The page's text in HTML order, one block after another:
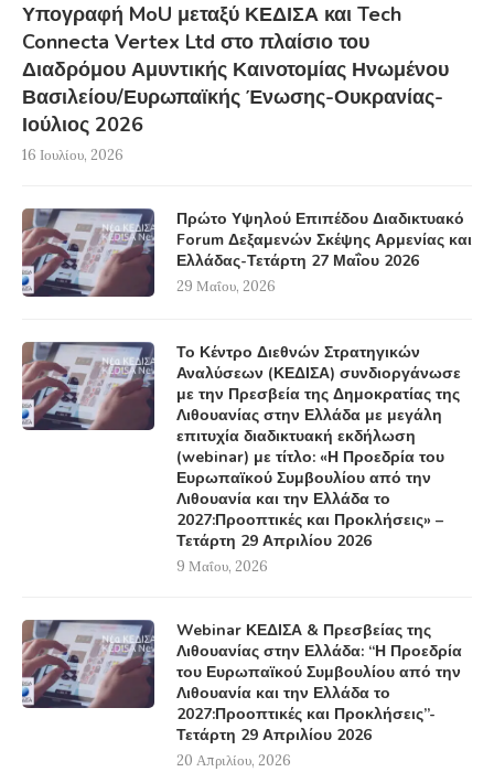
Υπογραφή MoU μεταξύ ΚΕΔΙΣΑ και Tech
Connecta Vertex Ltd στο πλαίσιο του
Διαδρόμου Αμυντικής Καινοτομίας Ηνωμένου
Βασιλείου/Ευρωπαϊκής Ένωσης-Ουκρανίας-
Ιούλιος 2026
16 Ιουλίου, 2026
Πρώτο Υψηλού Επιπέδου Διαδικτυακό
Forum Δεξαμενών Σκέψης Αρμενίας και
Ελλάδας-Τετάρτη 27 Μαΐου 2026
29 Μαΐου, 2026
Το Κέντρο Διεθνών Στρατηγικών
Αναλύσεων (ΚΕΔΙΣΑ) συνδιοργάνωσε
με την Πρεσβεία της Δημοκρατίας της
Λιθουανίας στην Ελλάδα με μεγάλη
επιτυχία διαδικτυακή εκδήλωση
(webinar) με τίτλο: «Η Προεδρία του
Ευρωπαϊκού Συμβουλίου από την
Λιθουανία και την Ελλάδα το
2027:Προοπτικές και Προκλήσεις» –
Τετάρτη 29 Απριλίου 2026
9 Μαΐου, 2026
Webinar ΚΕΔΙΣΑ & Πρεσβείας της
Λιθουανίας στην Ελλάδα: “Η Προεδρία
του Ευρωπαϊκού Συμβουλίου από την
Λιθουανία και την Ελλάδα το
2027:Προοπτικές και Προκλήσεις”-
Τετάρτη 29 Απριλίου 2026
20 Απριλίου, 2026